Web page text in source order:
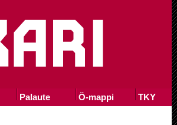
Palaute Ö-mappi TKY